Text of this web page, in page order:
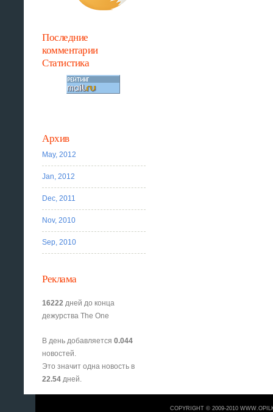
Последние
комментарии
Статистика
Архив
May, 2012
Jan, 2012
Dec, 2011
Nov, 2010
Sep, 2010
Реклама
16222 дней до конца
дежурства The One
В день добавляется0.044
новостей.
Это значит одна новость в
22.54 дней.
COPYRIGHT © 2009-2010